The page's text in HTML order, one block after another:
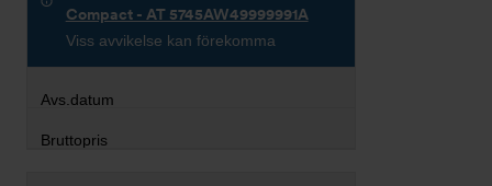
Compact - AT 5745AW49999991A
Viss avvikelse kan förekomma